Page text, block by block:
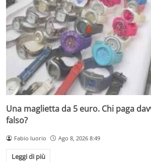
Una maglietta da 5 euro. Chi paga
falso?
Fabio Iuorio Ago 8, 2026 8:49
Leggi di più